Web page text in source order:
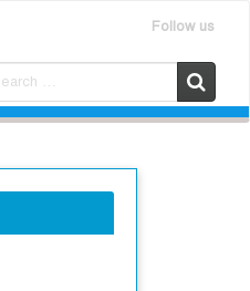
Follow us